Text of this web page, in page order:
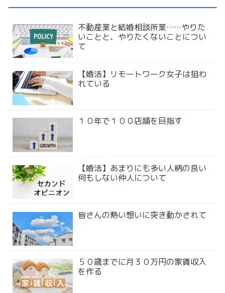
不動産業と結婚相談所業……やりた
いことと、やりたくないことについ
て
【婚活】リモートワーク女子は狙わ
れている
１０年で１００店舗を目指す
【婚活】あまりにも多い人柄の良い
何もしない仲人について
皆さんの熱い想いに突き動かされて
５０歳までに月３０万円の家賃収入
を作る